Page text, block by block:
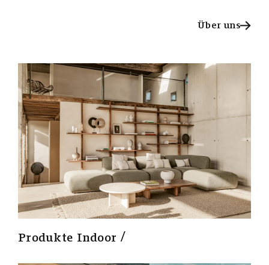
Über uns
Produkte Indoor